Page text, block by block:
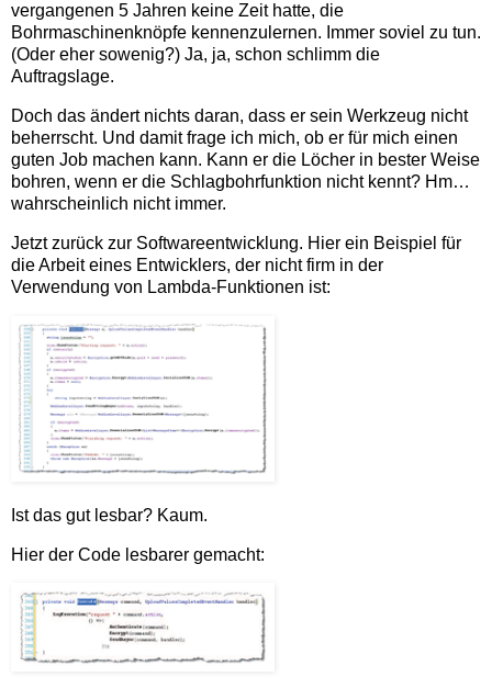
vergangenen 5 Jahren keine Zeit hatte, die
Bohrmaschinenknöpfe kennenzulernen. Immer soviel zu tun.
(Oder eher sowenig?) Ja, ja, schon schlimm die
Auftragslage.
Doch das ändert nichts daran, dass er sein Werkzeug nicht
beherrscht. Und damit frage ich mich, ob er für mich einen
guten Job machen kann. Kann er die Löcher in bester Weise
bohren, wenn er die Schlagbohrfunktion nicht kennt? Hm…
wahrscheinlich nicht immer.
Jetzt zurück zur Softwareentwicklung. Hier ein Beispiel für
die Arbeit eines Entwicklers, der nicht firm in der
Verwendung von Lambda-Funktionen ist:
Ist das gut lesbar? Kaum.
Hier der Code lesbarer gemacht: